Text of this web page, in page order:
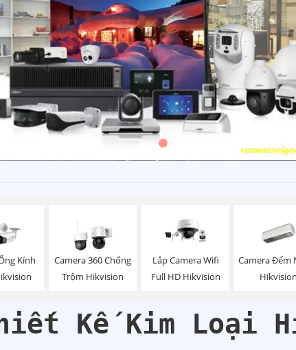
Kính
Camera 360 Chống
Trộm Hikvision
Lắp Camera Wifi
Full HD Hikvision
Camera Đếm
Hikvision
Kế Kim Loại